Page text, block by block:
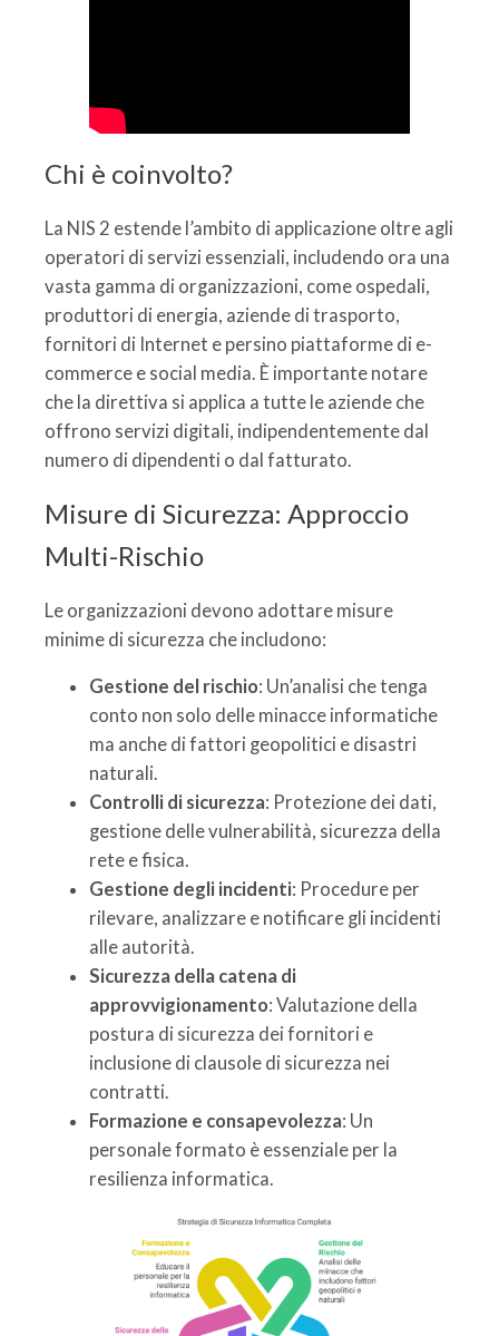
Chi è coinvolto?
La NIS 2 estende l’ambito di applicazione oltre agli
operatori di servizi essenziali, includendo ora una
vasta gamma di organizzazioni, come ospedali,
produttori di energia, aziende di trasporto,
fornitori di Internet e persino piattaforme di e-
commerce e social media. È importante notare
che la direttiva si applica a tutte le aziende che
offrono servizi digitali, indipendentemente dal
numero di dipendenti o dal fatturato.
Misure di Sicurezza: Approccio
Multi-Rischio
Le organizzazioni devono adottare misure
minime di sicurezza che includono:
Gestione del rischio: Un’analisi che tenga
conto non solo delle minacce informatiche
ma anche di fattori geopolitici e disastri
naturali.
Controlli di sicurezza: Protezione dei dati,
gestione delle vulnerabilità, sicurezza della
rete e fisica.
Gestione degli incidenti: Procedure per
rilevare, analizzare e notificare gli incidenti
alle autorità.
Sicurezza della catena di
approvvigionamento: Valutazione della
postura di sicurezza dei fornitori e
inclusione di clausole di sicurezza nei
contratti.
Formazione e consapevolezza: Un
personale formato è essenziale per la
resilienza informatica.